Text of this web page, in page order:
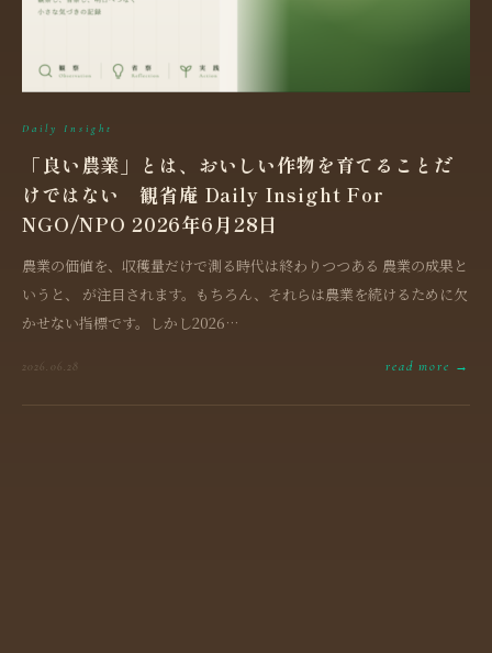
Daily Insight
「良い農業」とは、おいしい作物を育てることだ
けではない 観省庵 Daily Insight For
NGO/NPO 2026年6月28日
農業の価値を、収穫量だけで測る時代は終わりつつある 農業の成果と
いうと、 が注目されます。もちろん、それらは農業を続けるために欠
かせない指標です。しかし2026…
2026.06.28 read more →